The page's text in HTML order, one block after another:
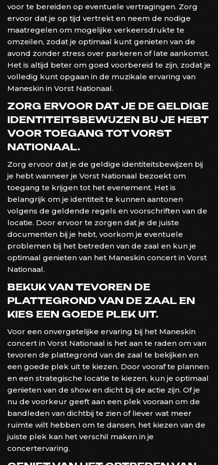
voor te bereiden op eventuele vertragingen. Zorg
ervoor dat je op tijd vertrekt en neem de nodige
maatregelen om mogelijke verkeersdrukte te
omzeilen, zodat je optimaal kunt genieten van de
avond zonder stress over parkeren of late aankomst.
Het is altijd beter om goed voorbereid te zijn, zodat je
volledig kunt opgaan in de muzikale ervaring van
Maneskin in Vorst Nationaal.
ZORG ERVOOR DAT JE DE GELDIGE
IDENTITEITSBEWIJZEN BIJ JE HEBT
VOOR TOEGANG TOT VORST
NATIONAAL.
Zorg ervoor dat je de geldige identiteitsbewijzen bij
je hebt wanneer je Vorst Nationaal bezoekt om
toegang te krijgen tot het evenement. Het is
belangrijk om je identiteit te kunnen aantonen
volgens de geldende regels en voorschriften van de
locatie. Door ervoor te zorgen dat je de juiste
documenten bij je hebt, voorkom je eventuele
problemen bij het betreden van de zaal en kun je
optimaal genieten van het Maneskin concert in Vorst
Nationaal.
BEKIJK VAN TEVOREN DE
PLATTEGROND VAN DE ZAAL EN
KIES EEN GOEDE PLEK UIT.
Voor een onvergetelijke ervaring bij het Maneskin
concert in Vorst Nationaal is het aan te raden om van
tevoren de plattegrond van de zaal te bekijken en
een goede plek uit te kiezen. Door vooraf te plannen
en een strategische locatie te kiezen, kun je optimaal
genieten van de show en dicht bij de actie zijn. Of je
nu de voorkeur geeft aan een plek vooraan om de
bandleden van dichtbij te zien of liever wat meer
ruimte wilt hebben om te dansen, het kiezen van de
juiste plek kan het verschil maken in je
concertervaring.